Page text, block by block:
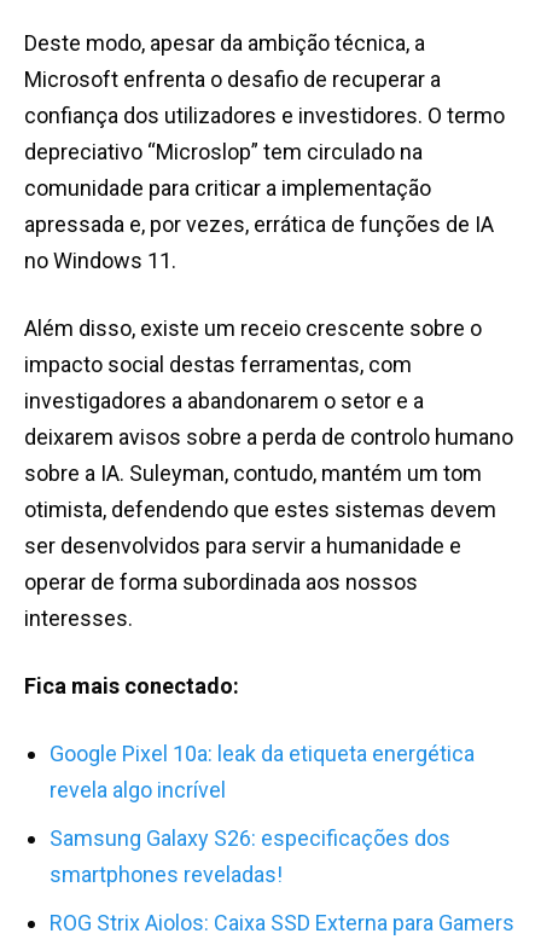
Deste modo, apesar da ambição técnica, a
Microsoft enfrenta o desafio de recuperar a
confiança dos utilizadores e investidores. O termo
depreciativo “Microslop” tem circulado na
comunidade para criticar a implementação
apressada e, por vezes, errática de funções de IA
no Windows 11.
Além disso, existe um receio crescente sobre o
impacto social destas ferramentas, com
investigadores a abandonarem o setor e a
deixarem avisos sobre a perda de controlo humano
sobre a IA. Suleyman, contudo, mantém um tom
otimista, defendendo que estes sistemas devem
ser desenvolvidos para servir a humanidade e
operar de forma subordinada aos nossos
interesses.
Fica mais conectado:
Google Pixel 10a: leak da etiqueta energética
revela algo incrível
Samsung Galaxy S26: especificações dos
smartphones reveladas!
ROG Strix Aiolos: Caixa SSD Externa para Gamers